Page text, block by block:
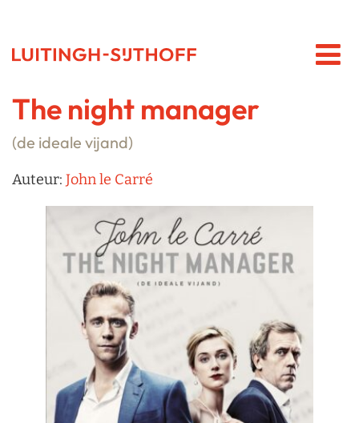
The night manager
(de ideale vijand)
Auteur: John le Carré